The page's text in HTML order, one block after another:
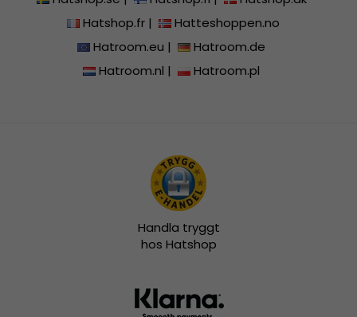
Hatshop.fr|
Hatteshoppen.no
Hatroom.eu |
Hatroom.de
Hatroom.nl | Hatroom.pl
Handla tryggt
hos Hatshop